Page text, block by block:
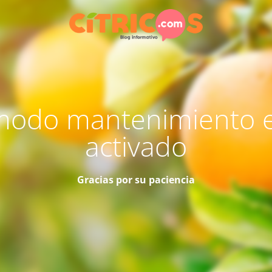
mantenimiento
activado
Gracias por su paciencia